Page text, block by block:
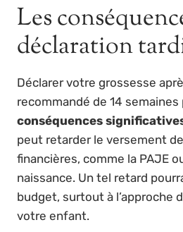
Les
déclaration
Déclarer votre grossesse
recommandé de 14
conséquences
peut retarder le versement
financières, comme la PAJE
naissance. Un tel retard
budget, surtout à l’approche
votre enfant.